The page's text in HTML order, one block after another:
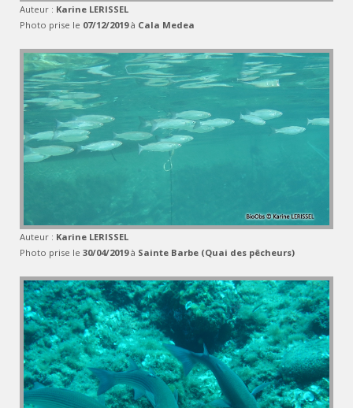
Auteur : Karine LERISSEL
Photo prise le 07/12/2019à Cala Medea
Auteur : Karine LERISSEL
Photo prise le 30/04/2019à Sainte Barbe (Quai des pêcheurs)